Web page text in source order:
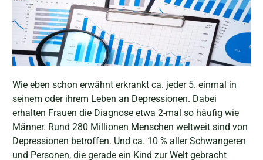
Wie eben schon erwähnt erkrankt ca. jeder 5. einmal in
seinem oder ihrem Leben an Depressionen. Dabei
erhalten Frauen die Diagnose etwa 2-mal so häufig wie
Männer. Rund 280 Millionen Menschen weltweit sind von
Depressionen betroffen. Und ca. 10 % aller Schwangeren
und Personen, die gerade ein Kind zur Welt gebracht